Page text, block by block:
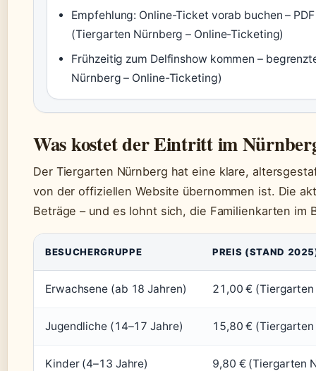
Empfehlung: Online-Ticket vorab buchen –
(Tiergarten Nürnberg – Online-Ticketing)
Frühzeitig zum Delfinshow kommen –
Nürnberg – Online-Ticketing)
Was kostet der Eintritt im
Der Tiergarten Nürnberg hat eine klare,
von der offiziellen Website übernommen ist. Die
Beträge – und es lohnt sich, die Familienkarten im
BESUCHERGRUPPE PREIS (STAND
Erwachsene (ab 18 Jahren) 21,00 €
Jugendliche (14–17 Jahre) 15,80 €
Kinder (4–13 Jahre) 9,80 € (Tiergarten